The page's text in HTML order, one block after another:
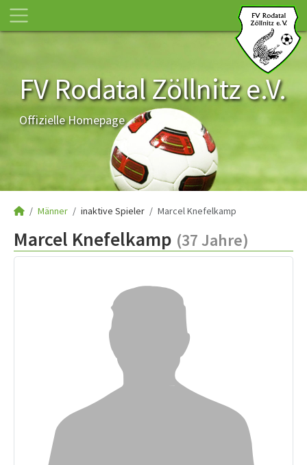
FV Rodatal Zöllnitz e.V.
Offizielle Homepage
Männer inaktive Spieler Marcel Knefelkamp
Marcel Knefelkamp (37 Jahre)